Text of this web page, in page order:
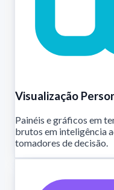
Visualização
Painéis e gráficos em
brutos em inteligência
tomadores de decisão.